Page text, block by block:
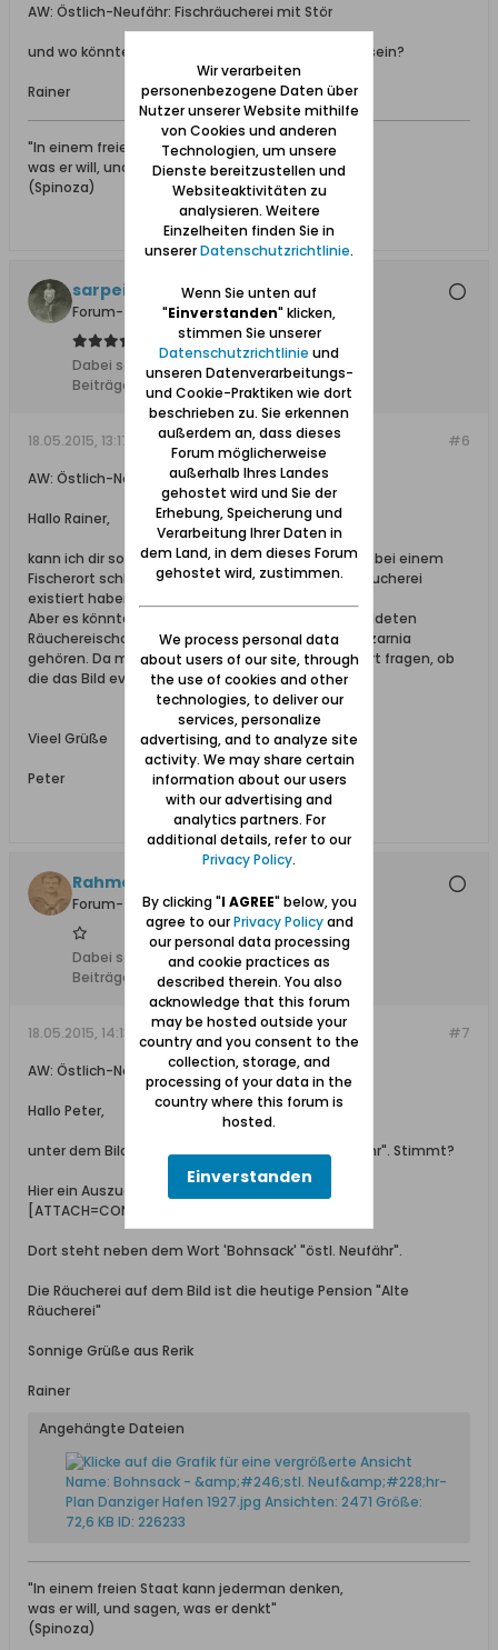
AW: Östlich-Neufähr: Fischräucherei mit Stör
und wo könnte es Deiner Meinung nach in Danzig sein?
Rainer
"In einem freien Staat kann jederman denken,
was er will, und sagen, was er denkt"
(Spinoza)
sarpei
Forum-Teilnehmer
Dabei seit:
17.12.2013
Beiträge:
#6
18.05.2015, 13:17
AW: Östlich-Neufähr: Fischräucherei mit Stör
Hallo Rainer,
kann ich dir so auch nicht sagen. Aber ich kann mir bei einem
Fischerort schlecht vorstellen, dass da nur eine Räucherei
existiert haben soll.
Aber es könnte genauso gut sein, dass die abgebildeten
Räuchereischornsteine zum Pensionat Stara Wedzarnia
gehören. Da müsste wahrscheinlich jemand vor Ort fragen, ob
die das Bild eventuell zuordnen können.
Vieel Grüße
Peter
Rahmenbauer14, + 1.11.2021
Forum-Teilnehmer
Dabei seit:
01.01.2009
Beiträge:
1434
#7
18.05.2015, 14:13
AW: Östlich-Neufähr: Fischräucherei mit Stör
Hallo Peter,
unter dem Bild steht noch etwas von "östl. Neufähr". Stimmt?
Hier ein Auszug aus einem Plan:
[ATTACH=CONFIG]19642[/ATTACH]
Dort steht neben dem Wort 'Bohnsack' "östl. Neufähr".
Die Räucherei auf dem Bild ist die heutige Pension "Alte
Räucherei"
Sonnige Grüße aus Rerik
Rainer
Angehängte Dateien
"In einem freien Staat kann jederman denken,
was er will, und sagen, was er denkt"
(Spinoza)
Wir verarbeiten
personenbezogene Daten über
Nutzer unserer Website mithilfe
von Cookies und anderen
Technologien, um unsere
Dienste bereitzustellen und
Websiteaktivitäten zu
analysieren. Weitere
Einzelheiten finden Sie in
unsererDatenschutzrichtlinie.
Wenn Sie unten auf
"Einverstanden" klicken,
stimmen Sie unserer
Datenschutzrichtlinie und
unseren Datenverarbeitungs-
und Cookie-Praktiken wie dort
beschrieben zu. Sie erkennen
außerdem an, dass dieses
Forum möglicherweise
außerhalb Ihres Landes
gehostet wird und Sie der
Erhebung, Speicherung und
Verarbeitung Ihrer Daten in
dem Land, in dem dieses Forum
gehostet wird, zustimmen.
We process personal data
about users of our site, through
the use of cookies and other
technologies, to deliver our
services, personalize
advertising, and to analyze site
activity. We may share certain
information about our users
with our advertising and
analytics partners. For
additional details, refer to our
Privacy Policy.
By clicking "I AGREE" below, you
agree to ourPrivacy Policyand
our personal data processing
and cookie practices as
described therein. You also
acknowledge that this forum
may be hosted outside your
country and you consent to the
collection, storage, and
processing of your data in the
country where this forum is
hosted.
Einverstanden